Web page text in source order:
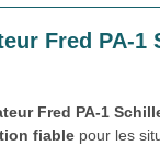
Fred PA-1
Fred PA-1
fiable pour les